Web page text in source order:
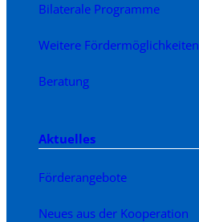
Bilaterale Programme
Weitere Fördermöglichkeiten
Beratung
Aktuelles
Förderangebote
Neues aus der Kooperation